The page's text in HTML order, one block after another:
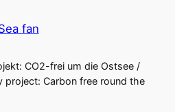
fan
CO2-frei um die Ostsee /
project: Carbon free round the